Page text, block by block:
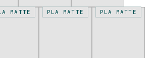
MATTE PLA MATTE PLA MATTE